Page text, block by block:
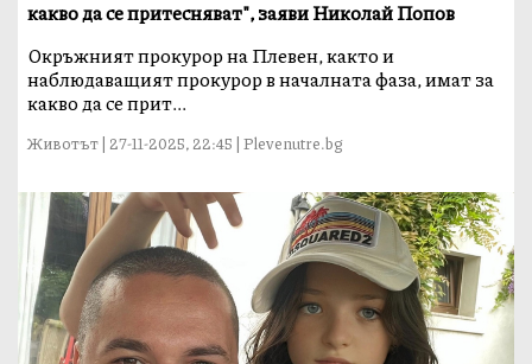
какво да се притесняват", заяви Николай Попов
Окръжният прокурор на Плевен, както и
наблюдаващият прокурор в началната фаза, имат за
какво да се прит...
Животът | 27-11-2025, 22:45 | Plevenutre.bg